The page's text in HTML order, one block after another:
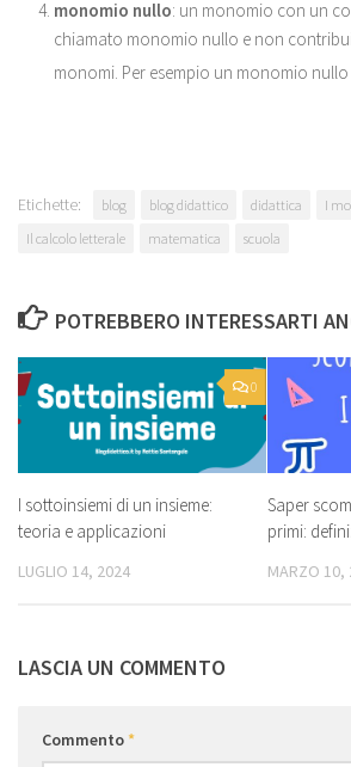
monomio nullo: un monomio con un
chiamato monomio nullo e non
monomi. Per esempio un monomio nullo
Etichette: blog blog didattico didattica
I
Il calcolo letterale
matematica scuola
POTREBBERO INTERESSARTI
0
I sottoinsiemi di un insieme:
teoria e applicazioni
LUGLIO 14, 2024
Saper
primi:
MARZO 10,
LASCIA UN COMMENTO
Commento*